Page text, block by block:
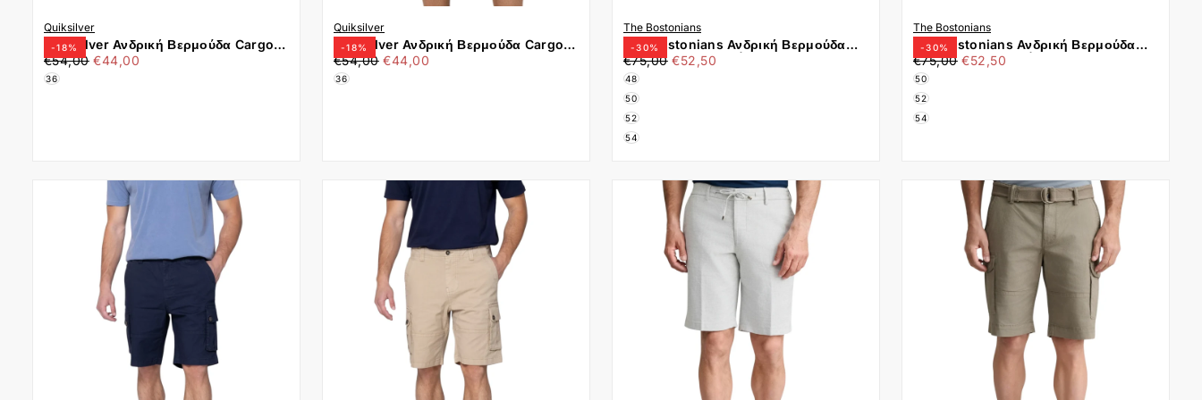
Quiksilver
Quiksilver Ανδρική Βερμούδα Cargo
EQYWS03894-TMZ0 Χακί
-18%
€44,00
Τιμή
€54,00 Ελάχιστη
€44,00
36
Quiksilver
Quiksilver Ανδρική Βερμούδα Cargo
EQYWS03894-CJZ0 Μπεζ
-18%
€44,00
Τιμή
€54,00 Ελάχιστη
€44,00
36
The Bostonians
The Bostonians Ανδρική Βερμούδα
Cargo 3EN202610|B050GY Γκρι
-30%
€52,50
Τιμή
€75,00 Ελάχιστη
€52,50
48
50
52
54
The Bostonians
The Bostonians Ανδρική Βερμούδα
Cargo 3EN202610|B370OL Χακί
-30%
€52,50
Τιμή
€75,00 Ελάχιστη
€52,50
50
52
54